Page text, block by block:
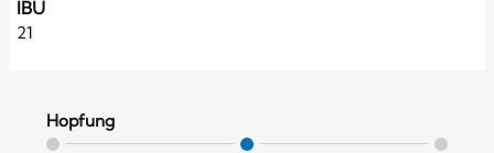
IBU
21
Hopfung